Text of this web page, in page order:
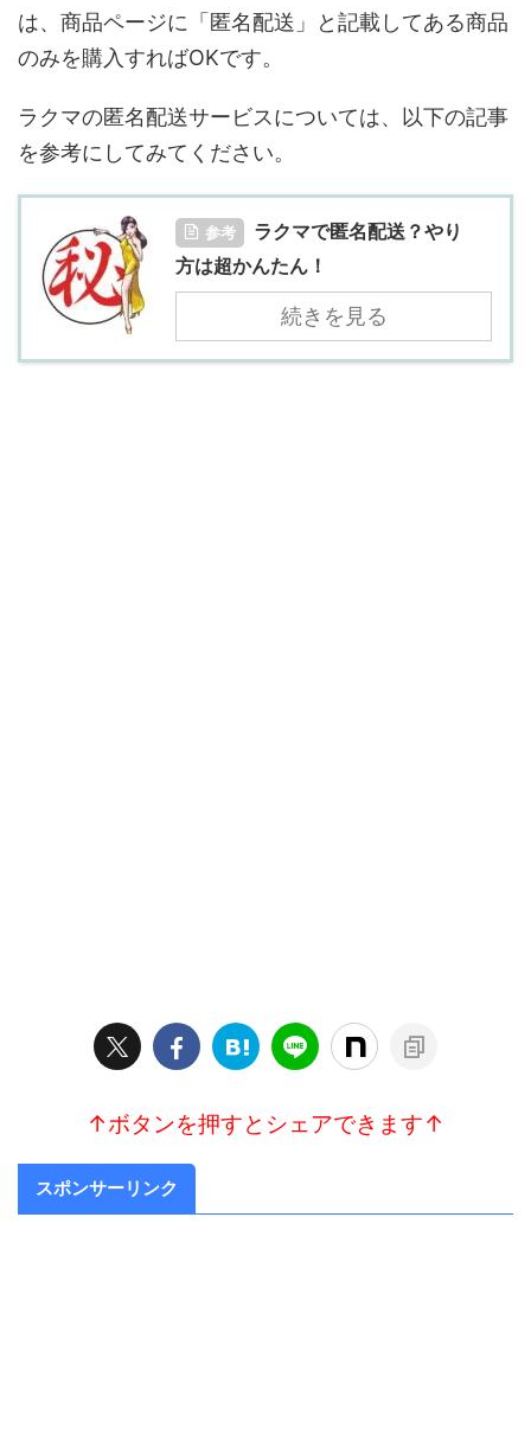
は、商品ページに「匿名配送」と記載してある商品
のみを購入すればOKです。
ラクマの匿名配送サービスについては、以下の記事
を参考にしてみてください。
参考
ラクマで匿名配送？やり
方は超かんたん！
続きを見る
↑ボタンを押すとシェアできます↑
スポンサーリンク